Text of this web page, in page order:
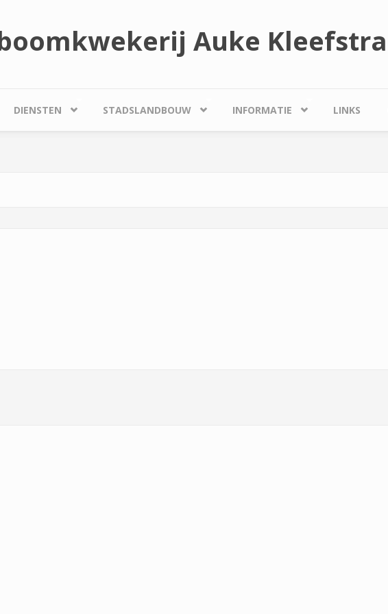
Auke Kleefstra
DIENSTEN STADSLANDBOUW INFORMATIE LINKS